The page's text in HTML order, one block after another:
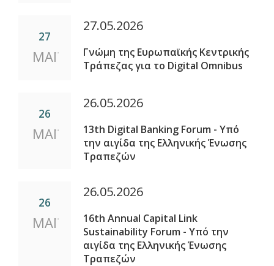
27
ΜΑΪ
27.05.2026
Γνώμη της Ευρωπαϊκής Κεντρικής
Τράπεζας για το Digital Omnibus
26
ΜΑΪ
26.05.2026
13th Digital Banking Forum - Υπό
την αιγίδα της Ελληνικής Ένωσης
Τραπεζών
26
ΜΑΪ
26.05.2026
16th Annual Capital Link
Sustainability Forum - Υπό την
αιγίδα της Ελληνικής Ένωσης
Τραπεζών